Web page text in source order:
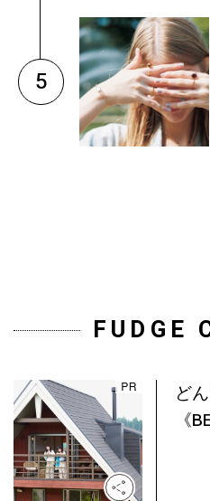
5
FUDGE
ど
《